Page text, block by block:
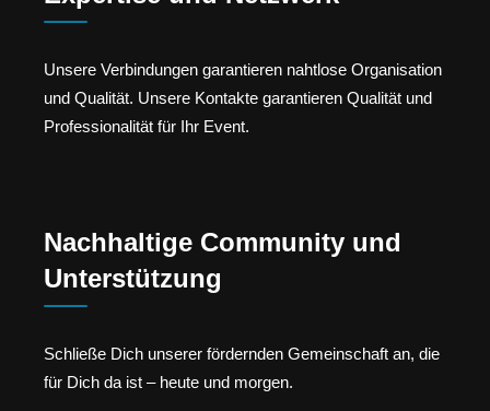
Unsere Verbindungen garantieren nahtlose Organisation
und Qualität. Unsere Kontakte garantieren Qualität und
Professionalität für Ihr Event.
Nachhaltige Community und
Unterstützung
Schließe Dich unserer fördernden Gemeinschaft an, die
für Dich da ist – heute und morgen.